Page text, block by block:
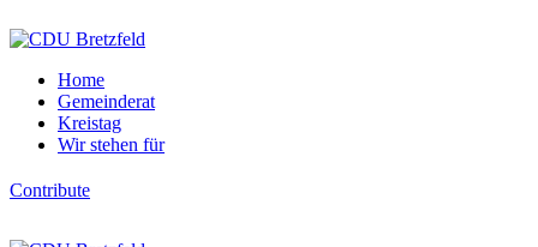
Home
Gemeinderat
Kreistag
Wir stehen für
Contribute